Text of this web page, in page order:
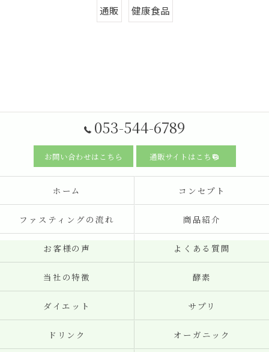
通販 健康食品
053-544-6789
お問い合わせはこちら 通販サイトはこちら
ホーム コンセプト
ファスティングの流れ 商品紹介
お客様の声 よくある質問
当社の特徴 酵素
ダイエット サプリ
ドリンク オーガニック